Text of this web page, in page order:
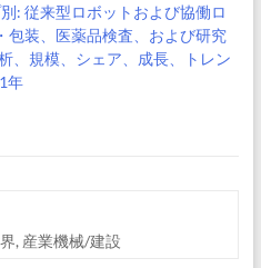
: 従来型ロボットおよび協働ロ
包装、医薬品検査、および研究
、規模、シェア、成長、トレン
年
, 産業機械/建設